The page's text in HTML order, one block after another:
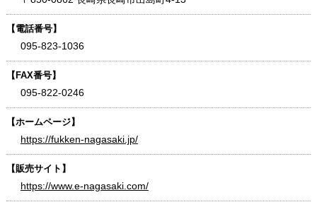
【電話番号】
095-823-1036
【FAX番号】
095-822-0246
【ホームページ】
https://fukken-nagasaki.jp/
【販売サイト】
https://www.e-nagasaki.com/